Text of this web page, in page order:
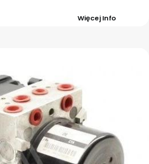
Więcej Info